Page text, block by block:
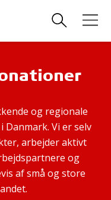
og regionale
Vi er selv
arbejder aktivt
og
af små og store